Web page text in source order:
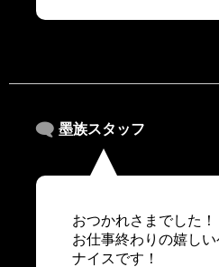
墨族スタッフ
おつかれさまでした！
お仕事終わりの嬉しい
ナイスです！